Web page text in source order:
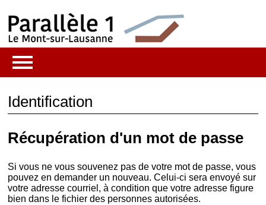
Identification
Récupération d'un mot de passe
Si vous ne vous souvenez pas de votre mot de passe, vous
pouvez en demander un nouveau. Celui-ci sera envoyé sur
votre adresse courriel, à condition que votre adresse figure
bien dans le fichier des personnes autorisées.